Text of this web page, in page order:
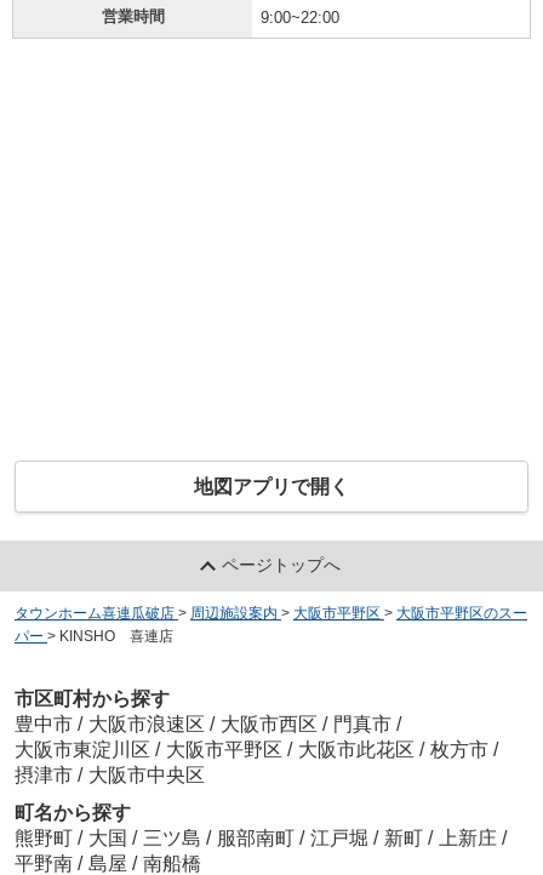
営業時間 9:00~22:00
地図アプリで開く
ページトップへ
タウンホーム喜連瓜破店 > 周辺施設案内 > 大阪市平野区 > 大阪市平野区のスー
パー > KINSHO 喜連店
市区町村から探す
豊中市 / 大阪市浪速区 / 大阪市西区 / 門真市 /
大阪市東淀川区 / 大阪市平野区 / 大阪市此花区 / 枚方市 /
摂津市 / 大阪市中央区
町名から探す
熊野町 / 大国 / 三ツ島 / 服部南町 / 江戸堀 / 新町 / 上新庄 /
平野南 / 島屋 / 南船橋